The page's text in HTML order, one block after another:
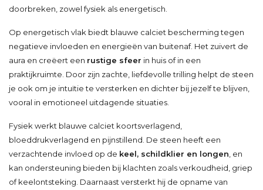
doorbreken, zowel fysiek als energetisch.
Op energetisch vlak biedt blauwe calciet bescherming tegen
negatieve invloeden en energieën van buitenaf. Het zuivert de
aura en creëert een rustige sfeer in huis of in een
praktijkruimte. Door zijn zachte, liefdevolle trilling helpt de steen
je ook om je intuïtie te versterken en dichter bij jezelf te blijven,
vooral in emotioneel uitdagende situaties.
Fysiek werkt blauwe calciet koortsverlagend,
bloeddrukverlagend en pijnstillend. De steen heeft een
verzachtende invloed op de keel, schildklier en longen , en
kan ondersteuning bieden bij klachten zoals verkoudheid, griep
of keelontsteking. Daarnaast versterkt hij de opname van